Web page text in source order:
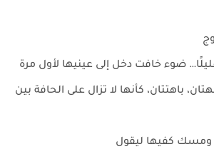
ضوء خافت دخل إلى عينيها لأول مرة
باهتتان، كأنها لا تزال على الحافة بين
ومسك كفيها ليقول